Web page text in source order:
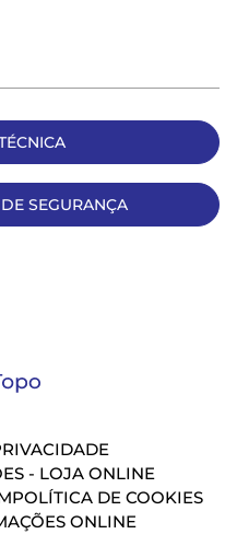
SEGURANÇA
- LOJA ONLINE
POLÍTICA DE COOKIES
ONLINE